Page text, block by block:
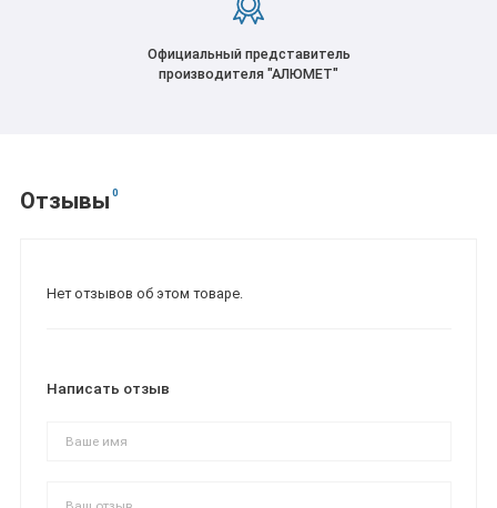
Официальный представитель
производителя "АЛЮМЕТ"
Отзывы 0
Нет отзывов об этом товаре.
Написать отзыв